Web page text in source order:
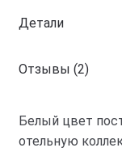
Детали
Отзывы (2)
Белый цвет
отельную